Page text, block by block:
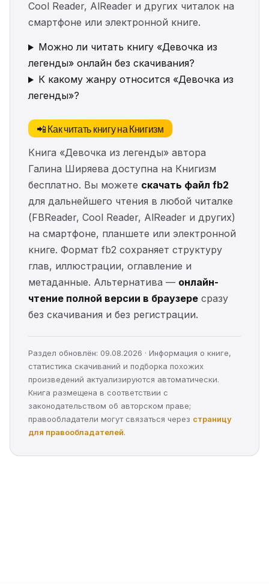
Cool Reader, AlReader и других читалок на
смартфоне или электронной книге.
Можно ли читать книгу «Девочка из
легенды» онлайн без скачивания?
К какому жанру относится «Девочка из
легенды»?
📲 Как читать книгу на Книгизм
Книга «Девочка из легенды» автора
Галина Ширяева доступна на Книгизм
бесплатно. Вы можете скачать файл fb2
для дальнейшего чтения в любой читалке
(FBReader, Cool Reader, AlReader и других)
на смартфоне, планшете или электронной
книге. Формат fb2 сохраняет структуру
глав, иллюстрации, оглавление и
метаданные. Альтернатива — онлайн-
чтение полной версии в браузере сразу
без скачивания и без регистрации.
Раздел обновлён: 09.08.2026 · Информация о книге,
статистика скачиваний и подборка похожих
произведений актуализируются автоматически.
Книга размещена в соответствии с
законодательством об авторском праве;
правообладатели могут связаться через страницу
для правообладателей.